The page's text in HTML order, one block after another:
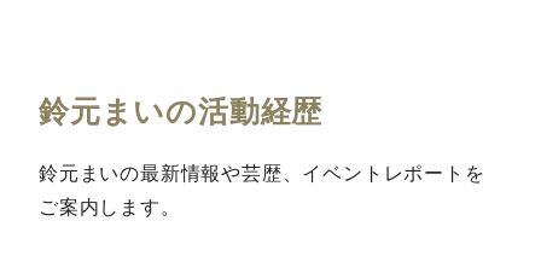
鈴元まいの活動経歴
鈴元まいの最新情報や芸歴、イベントレポートを
ご案内します。